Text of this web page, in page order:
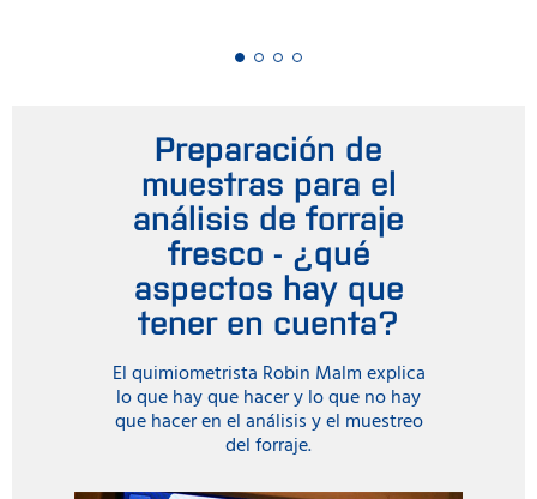
Preparación de
muestras para el
análisis de forraje
fresco - ¿qué
aspectos hay que
tener en cuenta?
El quimiometrista Robin Malm explica
lo que hay que hacer y lo que no hay
que hacer en el análisis y el muestreo
del forraje.